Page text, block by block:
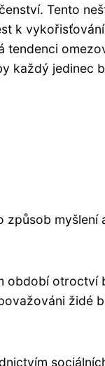
Tento
k
tendenci
každý jedinec
způsob myšlení
období otroctví
židé